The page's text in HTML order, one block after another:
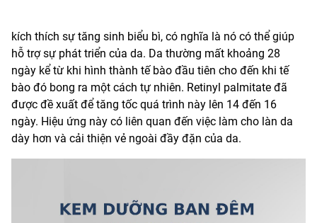
kích thích sự tăng sinh biểu bì, có nghĩa là nó có thể giúp
hỗ trợ sự phát triển của da. Da thường mất khoảng 28
ngày kể từ khi hình thành tế bào đầu tiên cho đến khi tế
bào đó bong ra một cách tự nhiên. Retinyl palmitate đã
được đề xuất để tăng tốc quá trình này lên 14 đến 16
ngày. Hiệu ứng này có liên quan đến việc làm cho làn da
dày hơn và cải thiện vẻ ngoài đầy đặn của da.